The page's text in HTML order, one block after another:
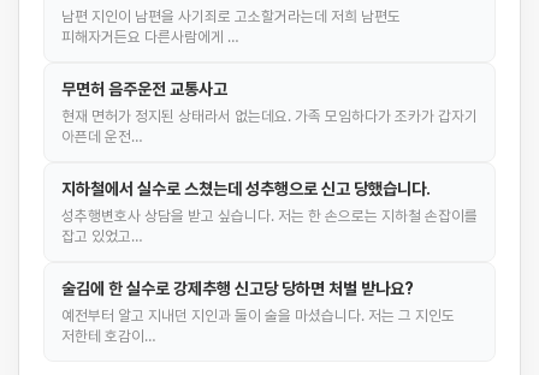
남편 지인이 남편을 사기죄로 고소할거라는데 저희 남편도
피해자거든요 다른사람에게 …
무면허 음주운전 교통사고
현재 면허가 정지된 상태라서 없는데요. 가족 모임하다가 조카가 갑자기
아픈데 운전…
지하철에서 실수로 스쳤는데 성추행으로 신고 당했습니다.
성추행변호사 상담을 받고 싶습니다. 저는 한 손으로는 지하철 손잡이를
잡고 있었고…
술김에 한 실수로 강제추행 신고당 당하면 처벌 받나요?
예전부터 알고 지내던 지인과 둘이 술을 마셨습니다. 저는 그 지인도
저한테 호감이…